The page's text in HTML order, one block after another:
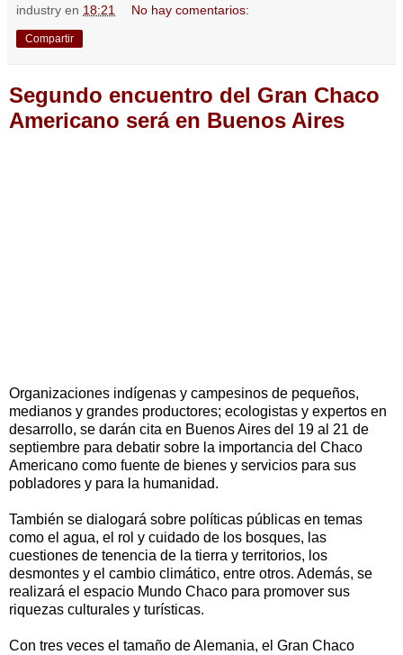
industry en 18:21 No hay comentarios:
Compartir
Segundo encuentro del Gran Chaco
Americano será en Buenos Aires
Organizaciones indígenas y campesinos de pequeños,
medianos y grandes productores; ecologistas y expertos en
desarrollo, se darán cita en Buenos Aires del 19 al 21 de
septiembre para debatir sobre la importancia del Chaco
Americano como fuente de bienes y servicios para sus
pobladores y para la humanidad.
También se dialogará sobre políticas públicas en temas
como el agua, el rol y cuidado de los bosques, las
cuestiones de tenencia de la tierra y territorios, los
desmontes y el cambio climático, entre otros. Además, se
realizará el espacio Mundo Chaco para promover sus
riquezas culturales y turísticas.
Con tres veces el tamaño de Alemania, el Gran Chaco